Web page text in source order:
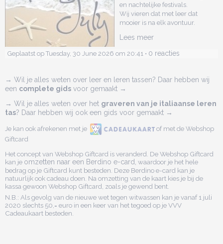
en nachtelijke festivals.
Wij vieren dat met leer dat
mooier is na elk avontuur.
Lees meer
Geplaatst op Tuesday, 30 June 2026 om 20:41 • 0 reacties
→ Wil je alles weten over leer en leren tassen? Daar hebben wij
een complete gids voor gemaakt →
→ Wil je alles weten over het graveren van je italiaanse leren
tas? Daar hebben wij ook een gids voor gemaakt →
Je kan ook afrekenen met je
of met de Webshop
Giftcard
Het concept van Webshop Giftcard is veranderd. De Webshop Giftcard
kan je omzetten naar een Berdino e-card, waardoor je het hele
bedrag op je Giftcard kunt besteden. Deze Berdino e-card kan je
natuurlijk ook cadeau doen. Na omzetting van de kaart kies je bij de
kassa gewoon Webshop Giftcard, zoals je gewend bent.
N.B.: Als gevolg van de nieuwe wet tegen witwassen kan je vanaf 1 juli
2020 slechts 50,= euro in een keer van het tegoed op je VVV
Cadeaukaart besteden.